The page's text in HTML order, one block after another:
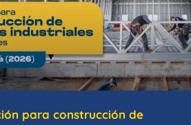
para construcción de